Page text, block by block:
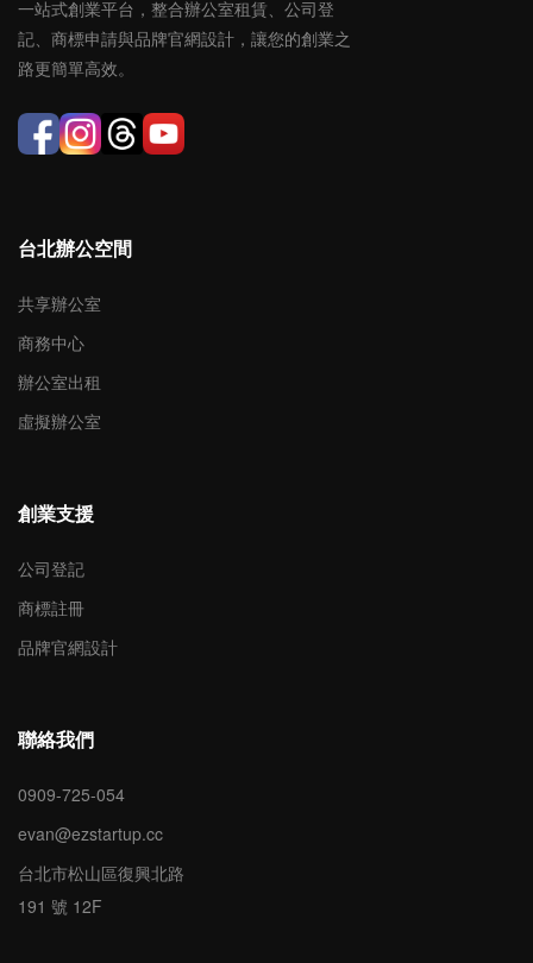
一站式創業平台，整合辦公室租賃、公司登
記、商標申請與品牌官網設計，讓您的創業之
路更簡單高效。
台北辦公空間
共享辦公室
商務中心
辦公室出租
虛擬辦公室
創業支援
公司登記
商標註冊
品牌官網設計
聯絡我們
0909-725-054
evan@ezstartup.cc
台北市松山區復興北路
191 號 12F